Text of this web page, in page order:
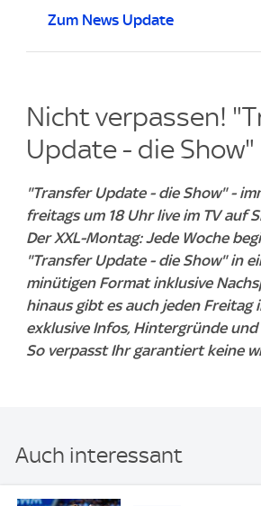
Zum News Update
Nicht verpassen!
Update - die Show"
"Transfer Update - die Show" -
freitags um 18 Uhr live im TV auf
Der XXL-Montag: Jede Woche
"Transfer Update - die Show" in
minütigen Format inklusive
hinaus gibt es auch jeden Freitag
exklusive Infos, Hintergründe
So verpasst Ihr garantiert keine
Auch interessant